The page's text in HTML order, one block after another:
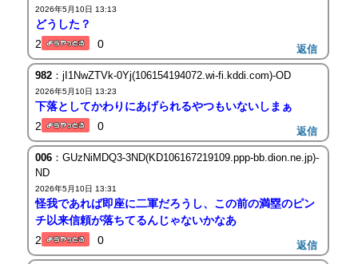
2026年5月10日 13:13
どうした？
2
0 返信
982：jI1NwZTVk-0Yj(106154194072.wi-fi.kddi.com)-OD
2026年5月10日 13:23
下落としてかわりにあげられるやつもいないしまぁ
2
0 返信
006：GUzNiMDQ3-3ND(KD106167219109.ppp-bb.dion.ne.jp)-
ND
2026年5月10日 13:31
怪我であれば即座に二軍だろうし、この前の満塁のピン
チ以来信頼が落ちてるんじゃないかなあ
2
0 返信